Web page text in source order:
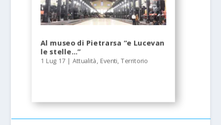
Al museo di Pietrarsa “e Lucevan
le stelle…”
1 Lug 17 |Attualità, Eventi,Territorio